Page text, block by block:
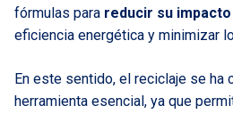
fórmulas para reducir su
eficiencia energética y minimizar
En este sentido, el reciclaje se ha
herramienta esencial, ya que